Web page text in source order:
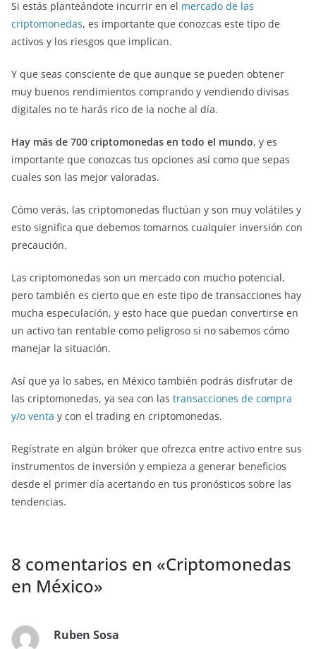
Si estás planteándote incurrir en el mercado de las
criptomonedas, es importante que conozcas este tipo de
activos y los riesgos que implican.
Y que seas consciente de que aunque se pueden obtener
muy buenos rendimientos comprando y vendiendo divisas
digitales no te harás rico de la noche al día.
Hay más de 700 criptomonedas en todo el mundo, y es
importante que conozcas tus opciones así como que sepas
cuales son las mejor valoradas.
Cómo verás, las criptomonedas fluctúan y son muy volátiles y
esto significa que debemos tomarnos cualquier inversión con
precaución.
Las criptomonedas son un mercado con mucho potencial,
pero también es cierto que en este tipo de transacciones hay
mucha especulación, y esto hace que puedan convertirse en
un activo tan rentable como peligroso si no sabemos cómo
manejar la situación.
Así que ya lo sabes, en México también podrás disfrutar de
las criptomonedas, ya sea con las transacciones de compra
y/o venta y con el trading en criptomonedas.
Regístrate en algún bróker que ofrezca entre activo entre sus
instrumentos de inversión y empieza a generar beneficios
desde el primer día acertando en tus pronósticos sobre las
tendencias.
8 comentarios en «Criptomonedas
en México»
Ruben Sosa